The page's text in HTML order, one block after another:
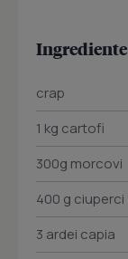
Ingrediente
crap
1 kg cartofi
300g morcovi
400 g ciuperci
3 ardei capia